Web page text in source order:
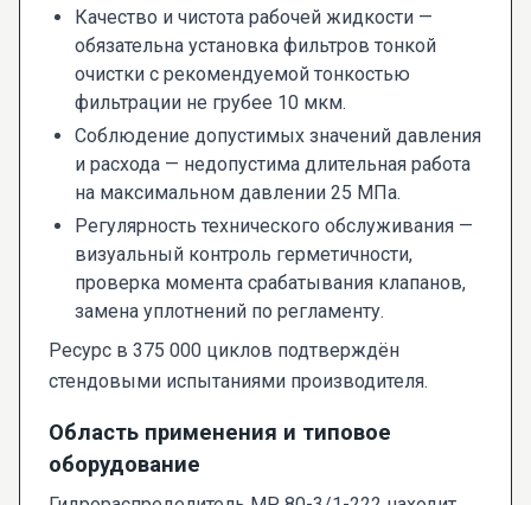
Качество и чистота рабочей жидкости —
обязательна установка фильтров тонкой
очистки с рекомендуемой тонкостью
фильтрации не грубее 10 мкм.
Соблюдение допустимых значений давления
и расхода — недопустима длительная работа
на максимальном давлении 25 МПа.
Регулярность технического обслуживания —
визуальный контроль герметичности,
проверка момента срабатывания клапанов,
замена уплотнений по регламенту.
Ресурс в 375 000 циклов подтверждён
стендовыми испытаниями производителя.
Область применения и типовое
оборудование